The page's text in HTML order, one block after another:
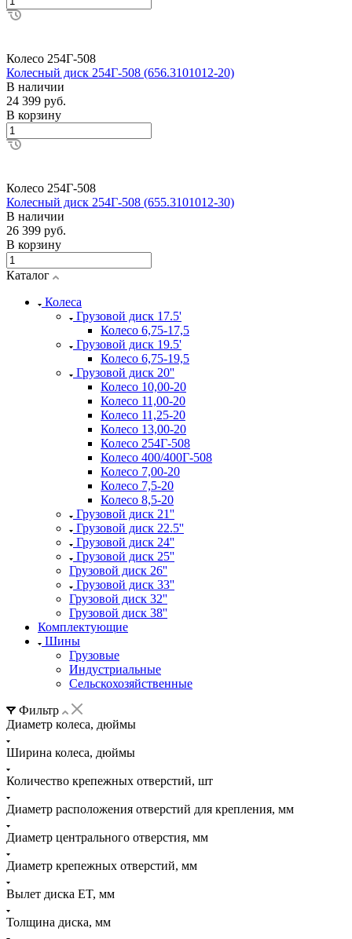
Колесо 254Г-508
Колесный диск 254Г-508 (656.3101012-20)
В наличии
24 399 руб.
В корзину
Колесо 254Г-508
Колесный диск 254Г-508 (655.3101012-30)
В наличии
26 399 руб.
В корзину
Каталог
Колеса
Грузовой диск 17.5'
Колесо 6,75-17,5
Грузовой диск 19.5'
Колесо 6,75-19,5
Грузовой диск 20''
Колесо 10,00-20
Колесо 11,00-20
Колесо 11,25-20
Колесо 13,00-20
Колесо 254Г-508
Колесо 400/400Г-508
Колесо 7,00-20
Колесо 7,5-20
Колесо 8,5-20
Грузовой диск 21''
Грузовой диск 22.5''
Грузовой диск 24''
Грузовой диск 25''
Грузовой диск 26''
Грузовой диск 33''
Грузовой диск 32''
Грузовой диск 38''
Комплектующие
Шины
Грузовые
Индустриальные
Сельскохозяйственные
Фильтр
Диаметр колеса, дюймы
Ширина колеса, дюймы
Количество крепежных отверстий, шт
Диаметр расположения отверстий для крепления, мм
Диаметр центрального отверстия, мм
Диаметр крепежных отверстий, мм
Вылет диска ET, мм
Толщина диска, мм